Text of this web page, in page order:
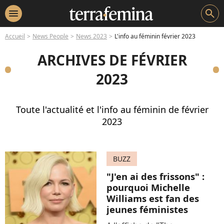
menu search
Accueil News People News 2023 L'info au féminin février 2023
ARCHIVES DE FÉVRIER
2023
Toute l'actualité et l'info au féminin de février
2023
BUZZ
"J'en ai des frissons" :
pourquoi Michelle
Williams est fan des
jeunes féministes